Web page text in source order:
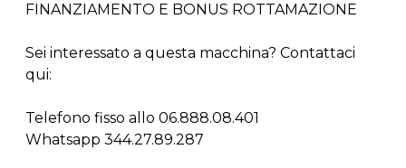
FINANZIAMENTO E BONUS ROTTAMAZIONE
Sei interessato a questa macchina? Contattaci
qui:
Telefono fisso allo 06.888.08.401
Whatsapp 344.27.89.287